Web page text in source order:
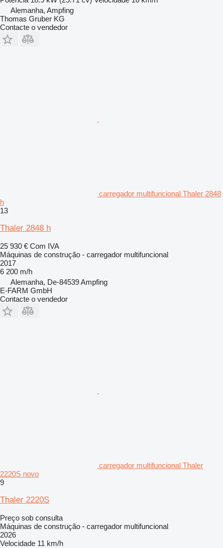
Alemanha, Ampfing
Thomas Gruber KG
Contacte o vendedor
carregador multifuncional Thaler 2848
h
13
Thaler 2848 h
25 930 € Com IVA
Máquinas de construção - carregador multifuncional
2017
6 200 m/h
Alemanha, De-84539 Ampfing
E-FARM GmbH
Contacte o vendedor
carregador multifuncional Thaler
2220S novo
9
Thaler 2220S
Preço sob consulta
Máquinas de construção - carregador multifuncional
2026
Velocidade 11 km/h